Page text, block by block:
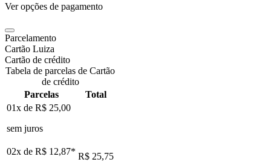
Ver opções de pagamento
Parcelamento
Cartão Luiza
Cartão de crédito
Tabela de parcelas de Cartão
de crédito
Parcelas
Total
01x de R$ 25,00
sem juros
02x de R$ 12,87* R$ 25,75